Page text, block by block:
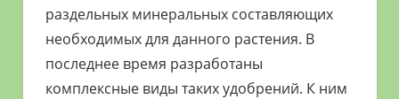
раздельных минеральных составляющих
необходимых для данного растения. В
последнее время разработаны
комплексные виды таких удобрений. К ним